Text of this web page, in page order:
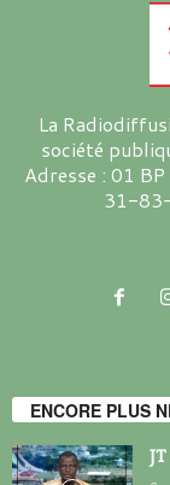
La
société
Adresse : 01
31-
ENCORE PLUS